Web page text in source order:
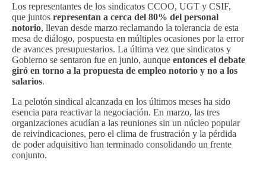
Los representantes de los sindicatos CCOO, UGT y CSIF,
que juntos representan a cerca del 80% del personal
notorio, llevan desde marzo reclamando la tolerancia de esta
mesa de diálogo, pospuesta en múltiples ocasiones por la error
de avances presupuestarios. La última vez que sindicatos y
Gobierno se sentaron fue en junio, aunque entonces el debate
giró en torno a la propuesta de empleo notorio y no a los
salarios.
La pelotón sindical alcanzada en los últimos meses ha sido
esencia para reactivar la negociación. En marzo, las tres
organizaciones acudían a las reuniones sin un núcleo popular
de reivindicaciones, pero el clima de frustración y la pérdida
de poder adquisitivo han terminado consolidando un frente
conjunto.